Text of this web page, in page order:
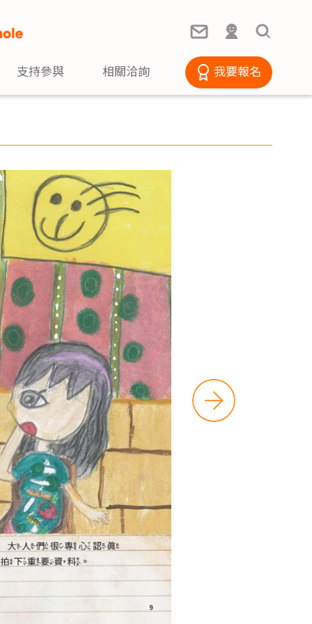
支持參與 相關洽詢 我要報名